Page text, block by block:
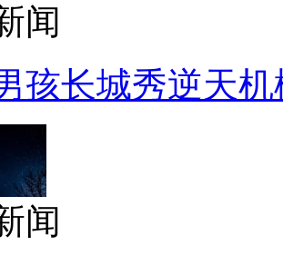
闻
孩长城秀逆天机
闻